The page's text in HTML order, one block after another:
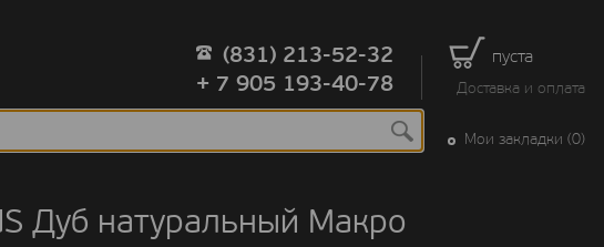
пуста
Доставка и оплата
(831) 213-52-32
+ 7 905 193-40-78
Мои закладки (0)
Дуб натуральный Макро